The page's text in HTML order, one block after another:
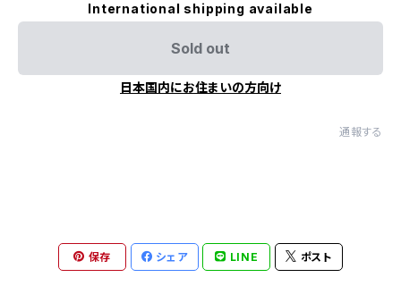
International shipping available
Sold out
日本国内にお住まいの方向け
通報する
保存 シェア LINE ポスト